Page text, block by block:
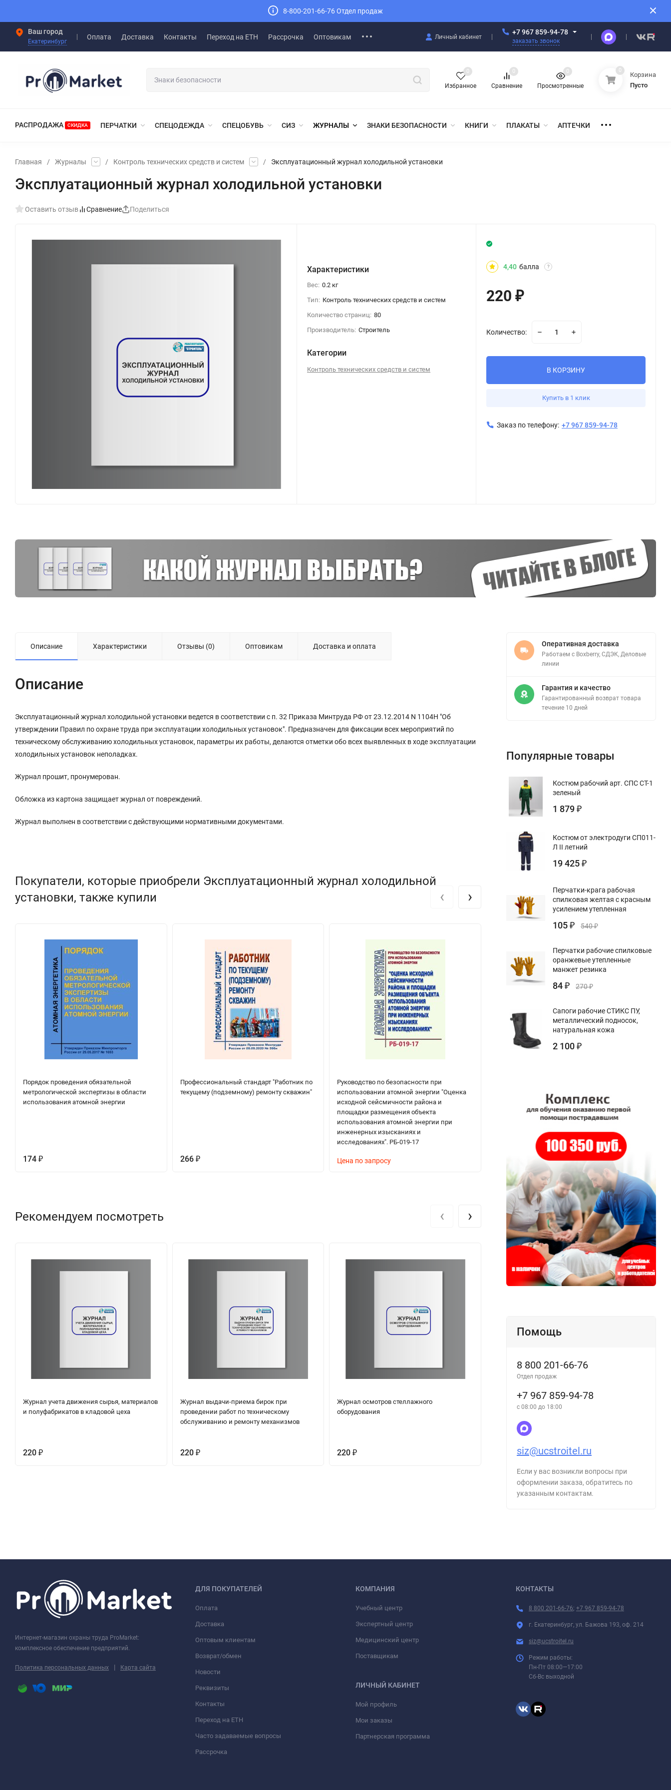
8-800-201-66-76 Отдел продаж
Ваш город
Екатеринбург
Оплата Доставка Контакты Переход на ЕТН Рассрочка Оптовикам Личный кабинет
+7 967 859-94-78
заказать звонок
Избранное
0
Сравнение
0
Просмотренные
0 0
Корзина
Пусто
РАСПРОДАЖА СКИДКА ПЕРЧАТКИ СПЕЦОДЕЖДА СПЕЦОБУВЬ СИЗ ЖУРНАЛЫ ЗНАКИ БЕЗОПАСНОСТИ КНИГИ ПЛАКАТЫ АПТЕЧКИ
Главная / Журналы / Контроль технических средств и систем / Эксплуатационный журнал холодильной установки
Эксплуатационный журнал холодильной установки
Оставить отзыв Сравнение Поделиться
Характеристики
Вес: 0.2 кг
Тип: Контроль технических средств и систем
Количество страниц: 80
Производитель: Строитель
Категории
Контроль технических средств и систем
4,40 балла ?
220₽
Количество:
В КОРЗИНУ
Купить в 1 клик
Заказ по телефону: +7 967 859-94-78
Описание Характеристики Отзывы (0) Оптовикам Доставка и оплата
Описание
Эксплуатационный журнал холодильной установки ведется в соответствии с п. 32 Приказа Минтруда РФ от 23.12.2014 N 1104Н "Об
утверждении Правил по охране труда при эксплуатации холодильных установок". Предназначен для фиксации всех мероприятий по
техническому обслуживанию холодильных установок, параметры их работы, делаются отметки обо всех выявленных в ходе эксплуатации
холодильных установок неполадках.
Журнал прошит, пронумерован.
Обложка из картона защищает журнал от повреждений.
Журнал выполнен в соответствии с действующими нормативными документами.
Покупатели, которые приобрели Эксплуатационный журнал холодильной
установки, также купили
Порядок проведения обязательной
метрологической экспертизы в области
использования атомной энергии
174 ₽
Профессиональный стандарт "Работник по
текущему (подземному) ремонту скважин"
266 ₽
Руководство по безопасности при
использовании атомной энергии "Оценка
исходной сейсмичности района и
площадки размещения объекта
использования атомной энергии при
инженерных изысканиях и
исследованиях". РБ-019-17
Цена по запросу
топливно-энергетического комплекса об
угрозах совершения и о совершении актов
незаконного вмешательства на объектах
топливно-энергетического комплекса
‹ ›
Рекомендуем посмотреть
Журнал учета движения сырья, материалов
и полуфабрикатов в кладовой цеха
220 ₽
Журнал выдачи-приема бирок при
проведении работ по техническому
обслуживанию и ремонту механизмов
220 ₽
Журнал осмотров стеллажного
оборудования
220₽
‹ ›
Оперативная доставка
Работаем с Boxberry, СДЭК, Деловые
линии
Гарантия и качество
Гарантированный возврат товара
течение 10 дней
Популярные товары
Костюм рабочий арт. СПС СТ-1
зеленый
1 879 ₽
Костюм от электродуги СП011-
Л II летний
19 425 ₽
Перчатки-крага рабочая
спилковая желтая с красным
усилением утепленная
105 ₽ 540₽
Перчатки рабочие спилковые
оранжевые утепленные
манжет резинка
84 ₽ 270₽
Сапоги рабочие СТИКС ПУ,
металлический подносок,
натуральная кожа
2 100 ₽
Помощь
8 800 201-66-76
Отдел продаж
+7 967 859-94-78
с 08:00 до 18:00
siz@ucstroitel.ru
Если у вас возникли вопросы при
оформлении заказа, обратитесь по
указанным контактам.
Интернет-магазин охраны труда ProMarket:
комплексное обеспечение предприятий.
Политика персональных данных | Карта сайта
ДЛЯ ПОКУПАТЕЛЕЙ
Оплата
Доставка
Оптовым клиентам
Возврат/обмен
Новости
Реквизиты
Контакты
Переход на ЕТН
Часто задаваемые вопросы
Рассрочка
КОМПАНИЯ
Учебный центр
Экспертный центр
Медицинский центр
Поставщикам
ЛИЧНЫЙ КАБИНЕТ
Мой профиль
Мои заказы
Партнерская программа
КОНТАКТЫ
8 800 201-66-76; +7 967 859-94-78
г. Екатеринбург, ул. Бажова 193, оф. 214
siz@ucstroitel.ru
Режим работы:
Пн-Пт 08:00—17:00
Сб-Вс выходной